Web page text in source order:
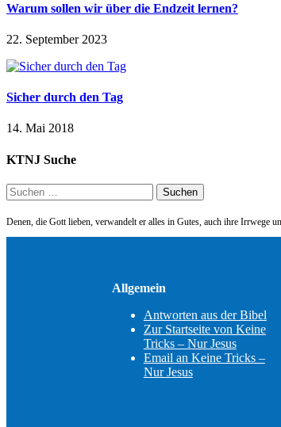
Warum sollen wir über die Endzeit lernen?
22. September 2023
Sicher durch den Tag
14. Mai 2018
KTNJ Suche
Suchen
nach:
Denen, die Gott lieben, verwandelt er alles in Gutes, auch ihre Irrwege
Allgemein
Antworten aus der Bibel
Zur Startseite von Keine
Tricks – Nur Jesus
Email an Keine Tricks –
Nur Jesus